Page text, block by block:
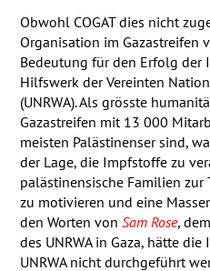
Obwohl COGATdies nicht
Organisation im Gazastreifen
Bedeutung für den Erfolg der
Hilfswerk der Vereinten
(UNRWA). Als grösste
Gazastreifen mit 13 000
meisten Palästinenser sind,
der Lage, die Impfstoffe zu
palästinensische Familien zur
zu motivieren und eine
den Worten von Sam Rose,
des UNRWAin Gaza, hätte die
UNRWAnicht durchgeführt